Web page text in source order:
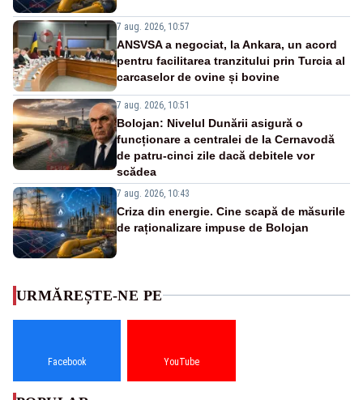
7 aug. 2026, 10:57
ANSVSA a negociat, la Ankara, un acord
pentru facilitarea tranzitului prin Turcia al
carcaselor de ovine și bovine
7 aug. 2026, 10:51
Bolojan: Nivelul Dunării asigură o
funcționare a centralei de la Cernavodă
de patru-cinci zile dacă debitele vor
scădea
7 aug. 2026, 10:43
Criza din energie. Cine scapă de măsurile
de raționalizare impuse de Bolojan
URMĂREȘTE-NE PE
Facebook YouTube